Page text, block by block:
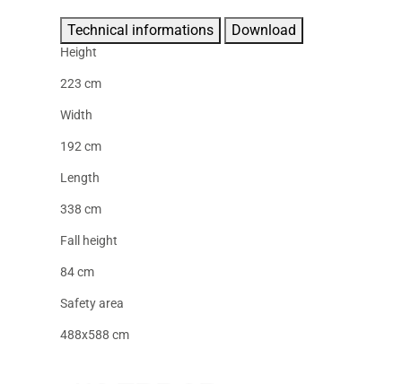
Technical informations Download
Height
223 cm
Width
192 cm
Length
338 cm
Fall height
84 cm
Safety area
488x588 cm